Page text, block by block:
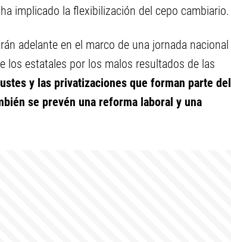
implicado la flexibilización del cepo cambiario.
adelante en el marco de una jornada nacional
los estatales por los malos resultados de las
y las privatizaciones que forman parte del
se prevén una reforma laboral y una